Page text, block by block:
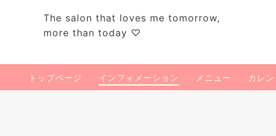
The salon that loves me tomorrow,
more than today ♡
トップページ インフォメーション メニュー カレ